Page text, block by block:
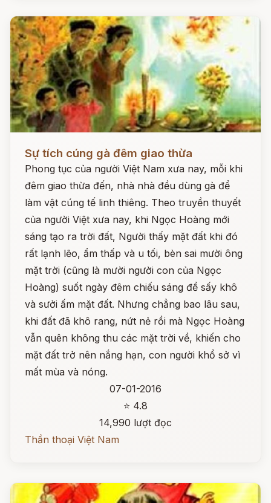
Sự tích cúng gà đêm giao thừa
Phong tục của người Việt Nam xưa nay, mỗi khi
đêm giao thừa đến, nhà nhà đều dùng gà để
làm vật cúng tế linh thiêng. Theo truyền thuyết
của người Việt xưa nay, khi Ngọc Hoàng mới
sáng tạo ra trời đất, Người thấy mặt đất khi đó
rất lạnh lẽo, ẩm thấp và u tối, bèn sai mười ông
mặt trời (cũng là mười người con của Ngọc
Hoàng) suốt ngày đêm chiếu sáng để sấy khô
và sưởi ấm mặt đất. Nhưng chẳng bao lâu sau,
khi đất đã khô rang, nứt nẻ rồi mà Ngọc Hoàng
vẫn quên không thu các mặt trời về, khiến cho
mặt đất trở nên nắng hạn, con người khổ sở vì
mất mùa và nóng.
07-01-2016
⭐ 4.8
14,990 lượt đọc
Thần thoại Việt Nam